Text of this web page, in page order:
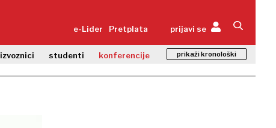
e-Lider Pretplata prijavi se
izvoznici studenti konferencije prikaži kronološki